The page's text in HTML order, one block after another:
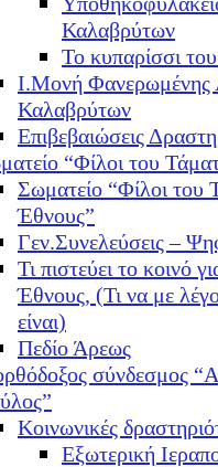
Καλαβρύτων
Το κυπαρίσσι
Ι.Μονή Φανερωμένης
Καλαβρύτων
Επιβεβαιώσεις
“Φίλοι του
Σωματείο “Φίλοι του
Έθνους”
Γεν.Συνελεύσεις –
Τι πιστεύει το κοινό
Έθνους, (Τι να με
είναι)
Πεδίο Άρεως
σύνδεσμος
Κοινωνικές
Εξωτερική